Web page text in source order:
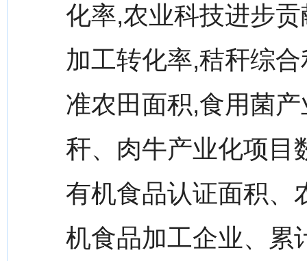
化率,农业科技进步
加工转化率,秸秆综
准农田面积,食用菌
秆、肉牛产业化项目
有机食品认证面积、
机食品加工企业、累